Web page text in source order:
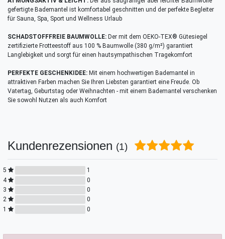
gefertigte Bademantel ist komfortabel geschnitten und der perfekte Begleiter
für Sauna, Spa, Sport und Wellness Urlaub
SCHADSTOFFFREIE BAUMWOLLE: Der mit dem OEKO-TEX® Gütesiegel
zertifizierte Frotteestoff aus 100 % Baumwolle (380 g/m²) garantiert
Langlebigkeit und sorgt für einen hautsympathischen Tragekomfort
PERFEKTE GESCHENKIDEE: Mit einem hochwertigen Bademantel in
attraktiven Farben machen Sie Ihren Liebsten garantiert eine Freude. Ob
Vatertag, Geburtstag oder Weihnachten - mit einem Bademantel verschenken
Sie sowohl Nutzen als auch Komfort
Kundenrezensionen (1)
5
1
4
0
3
0
2
0
1
0